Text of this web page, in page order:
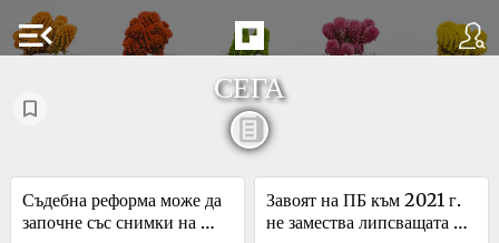
menu_open
СЕГА
Съдебна реформа може да
започне със снимки на
Завоят на ПБ към 2021 г.
не замества липсващата